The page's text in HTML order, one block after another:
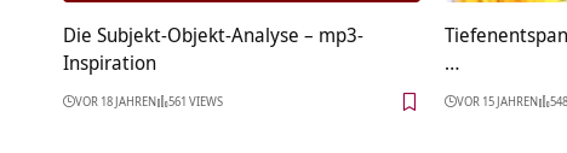
Die Subjekt-Objekt-Analyse – mp3-
Inspiration
VOR 18 JAHREN 561 VIEWS
…
VOR 15 JAHREN